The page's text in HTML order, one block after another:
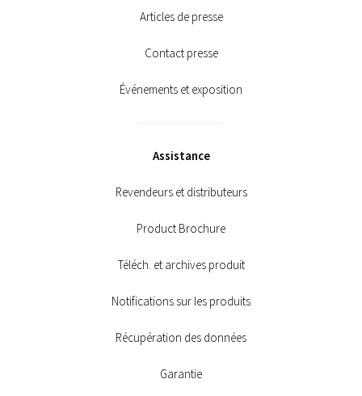
Articles de presse
Contact presse
Événements et exposition
Assistance
Revendeurs et distributeurs
Product Brochure
Téléch. et archives produit
Notifications sur les produits
Récupération des données
Garantie